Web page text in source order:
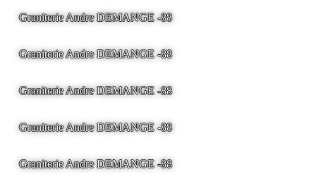
Graniterie Andre DEMANGE -88
Graniterie Andre DEMANGE -88
Graniterie Andre DEMANGE -88
Graniterie Andre DEMANGE -88
Graniterie Andre DEMANGE -88